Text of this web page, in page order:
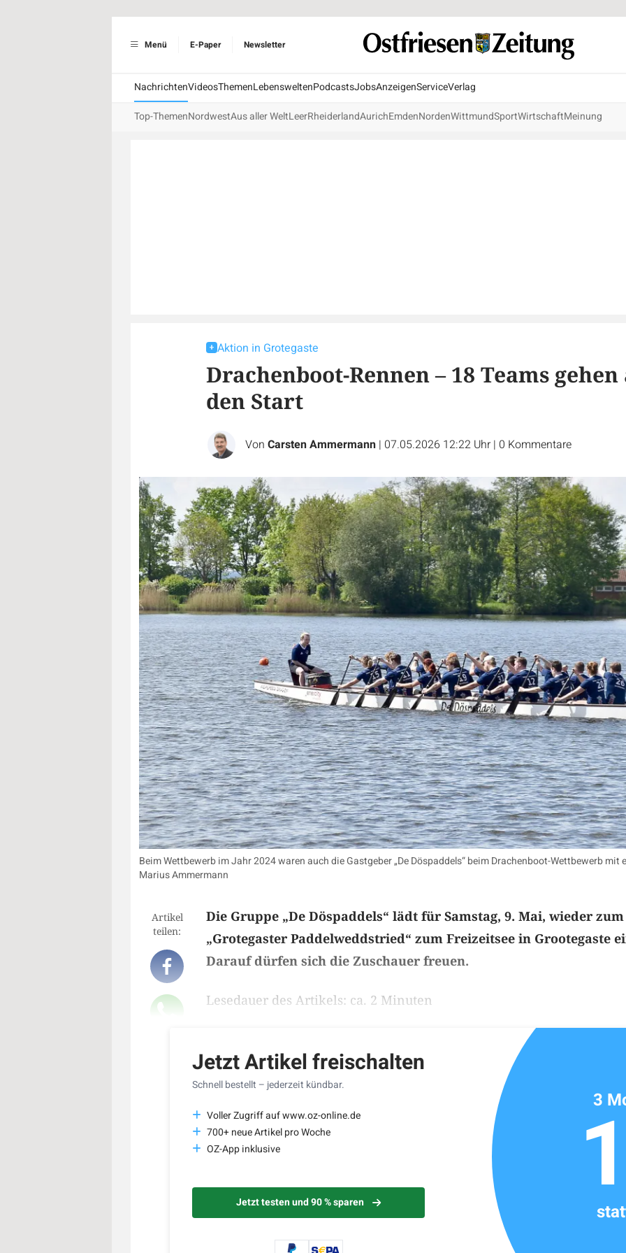
Menü E-Paper Newsletter
NachrichtenVideosThemenLebensweltenPodcastsJobsAnzeigenServiceVerlag
Top-ThemenNordwestAus aller WeltLeerRheiderlandAurichEmdenNordenWittmundSportWirtschaftMeinung
Aktion in Grotegaste
Drachenboot-Rennen – 18 Teams gehen
den Start
Von Carsten Ammermann | 07.05.2026 12:22 Uhr | 0 Kommentare
Beim Wettbewerb im Jahr 2024 waren auch die Gastgeber „De Döspaddels“ beim Drachenboot-Wettbewerb
Marius Ammermann
Artikel
teilen:
Die Gruppe „De Döspaddels“ lädt für Samstag, 9. Mai, wieder zum
„Grotegaster Paddelweddstried“ zum Freizeitsee in Grootegaste
Darauf dürfen sich die Zuschauer freuen.
Lesedauer des Artikels: ca. 2 Minuten
Jetzt Artikel freischalten
Schnell bestellt – jederzeit kündbar.
Voller Zugriff auf www.oz-online.de
700+ neue Artikel pro Woche
OZ-App inklusive
Jetzt testen und 90 % sparen
3